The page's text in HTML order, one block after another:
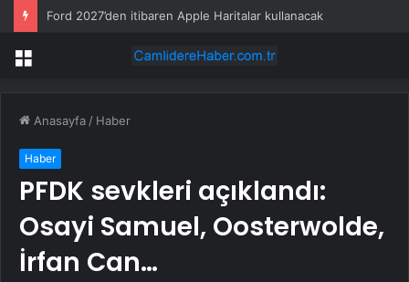
Ford 2027’den itibaren Apple Haritalar kullanacak
Menü
Anasayfa / Haber
Haber
PFDK sevkleri açıklandı:
Osayi Samuel, Oosterwolde,
İrfan Can…